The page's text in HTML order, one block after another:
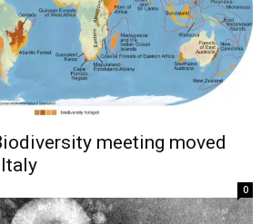
meeting moved
0